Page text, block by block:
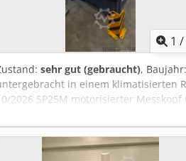
1 /
sehr gut (gebraucht), Baujahr:
in einem klimatisierten
2026 SP25M motorisierter
Genauigkeit: innerhalb von 2,3 µm
1.200 kg Granit-
Mcosmos 3 und MiCAT Chodpfx Abszd